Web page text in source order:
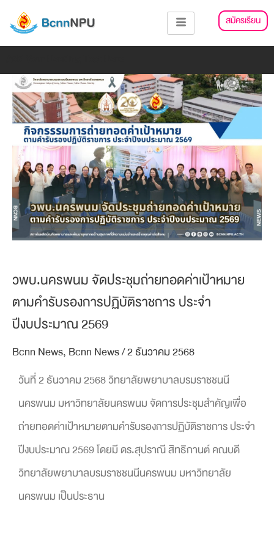
สมัครเรียน
วพบ.นครพนม จัดประชุมถ่ายทอดค่าเป้าหมาย
ตามคำรับรองการปฏิบัติราชการ ประจำ
ปีงบประมาณ 2569
Bcnn News, Bcnn News/2 ธันวาคม 2568
วันที่ 2 ธันวาคม 2568 วิทยาลัยพยาบาลบรมราชชนนี
นครพนม มหาวิทยาลัยนครพนม จัดการประชุมสำคัญเพื่อ
ถ่ายทอดค่าเป้าหมายตามคำรับรองการปฏิบัติราชการ ประจำ
ปีงบประมาณ 2569 โดยมี ดร.สุปราณี สิทธิกานต์ คณบดี
วิทยาลัยพยาบาลบรมราชชนนีนครพนม มหาวิทยาลัย
นครพนม เป็นประธาน
แนะแนว
เรื่อง